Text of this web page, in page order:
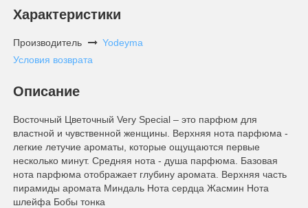
Характеристики
Производитель
Yodeyma
Условия возврата
Описание
Восточный Цветочный Very Special – это парфюм для
властной и чувственной женщины. Верхняя нота парфюма -
легкие летучие ароматы, которые ощущаются первые
несколько минут. Средняя нота - душа парфюма. Базовая
нота парфюма отображает глубину аромата. Верхняя часть
пирамиды аромата Миндаль Нота сердца Жасмин Нота
шлейфа Бобы тонка